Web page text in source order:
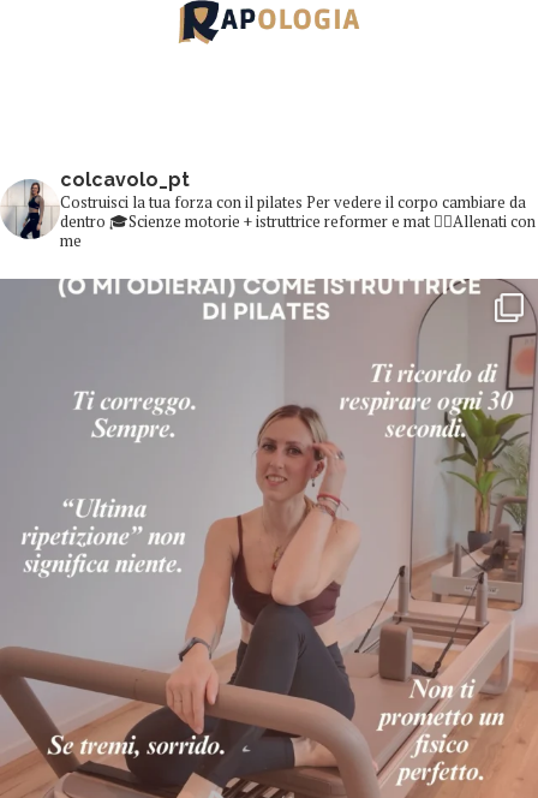
colcavolo_pt
Costruisci la tua forza con il pilates Per vedere il corpo cambiare da
dentro 🎓Scienze motorie + istruttrice reformer e mat 👇🏻Allenati con
me